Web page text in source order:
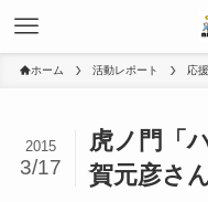
ホーム 活動レポート 応
虎ノ門「
賀元彦さ
2015
3/17